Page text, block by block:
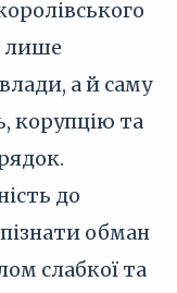
лише
а й саму
корупцію та
до
обман
слабкої та